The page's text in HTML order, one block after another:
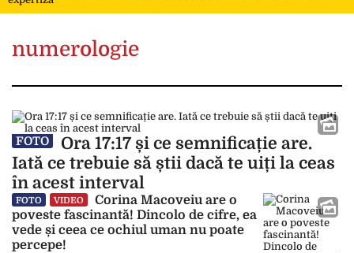
numerologie
FOTO
Ora 17:17 și ce semnificație are.
Iată ce trebuie să știi dacă te uiți la ceas
în acest interval
FOTO VIDEO
Corina Macoveiu are o
poveste fascinantă! Dincolo de cifre, ea
vede și ceea ce ochiul uman nu poate
percepe!